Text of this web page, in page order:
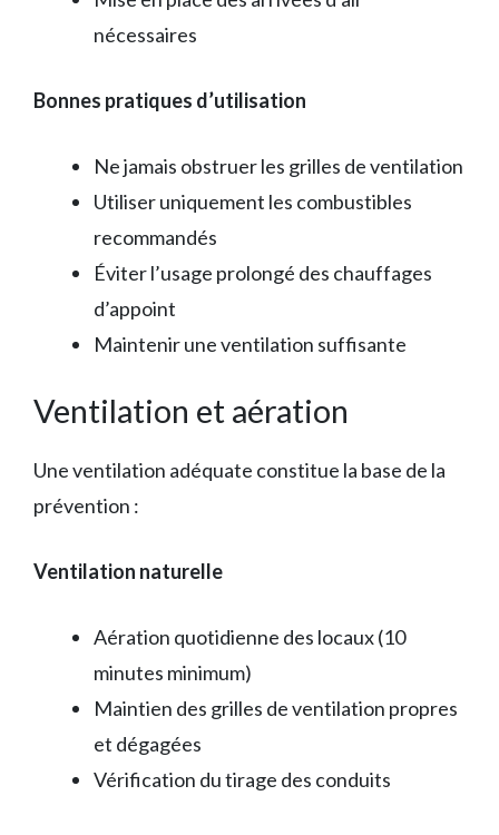
nécessaires
Bonnes pratiques d’utilisation
Ne jamais obstruer les grilles de ventilation
Utiliser uniquement les combustibles
recommandés
Éviter l’usage prolongé des chauffages
d’appoint
Maintenir une ventilation suffisante
Ventilation et aération
Une ventilation adéquate constitue la base de la
prévention :
Ventilation naturelle
Aération quotidienne des locaux (10
minutes minimum)
Maintien des grilles de ventilation propres
et dégagées
Vérification du tirage des conduits